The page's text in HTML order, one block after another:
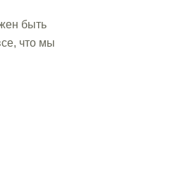
быть
что мы